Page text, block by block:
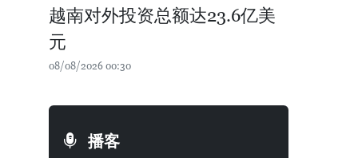
越南对外投资总额达23.6亿美
元
08/08/2026 00:30
播客